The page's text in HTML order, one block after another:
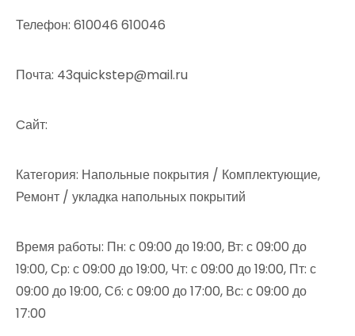
Телефон: 610046 610046
Почта: 43quickstep@mail.ru
Cайт:
Категория: Напольные покрытия / Комплектующие,
Ремонт / укладка напольных покрытий
Время работы: Пн: с 09:00 до 19:00, Вт: с 09:00 до
19:00, Ср: с 09:00 до 19:00, Чт: с 09:00 до 19:00, Пт: с
09:00 до 19:00, Сб: с 09:00 до 17:00, Вс: с 09:00 до
17:00